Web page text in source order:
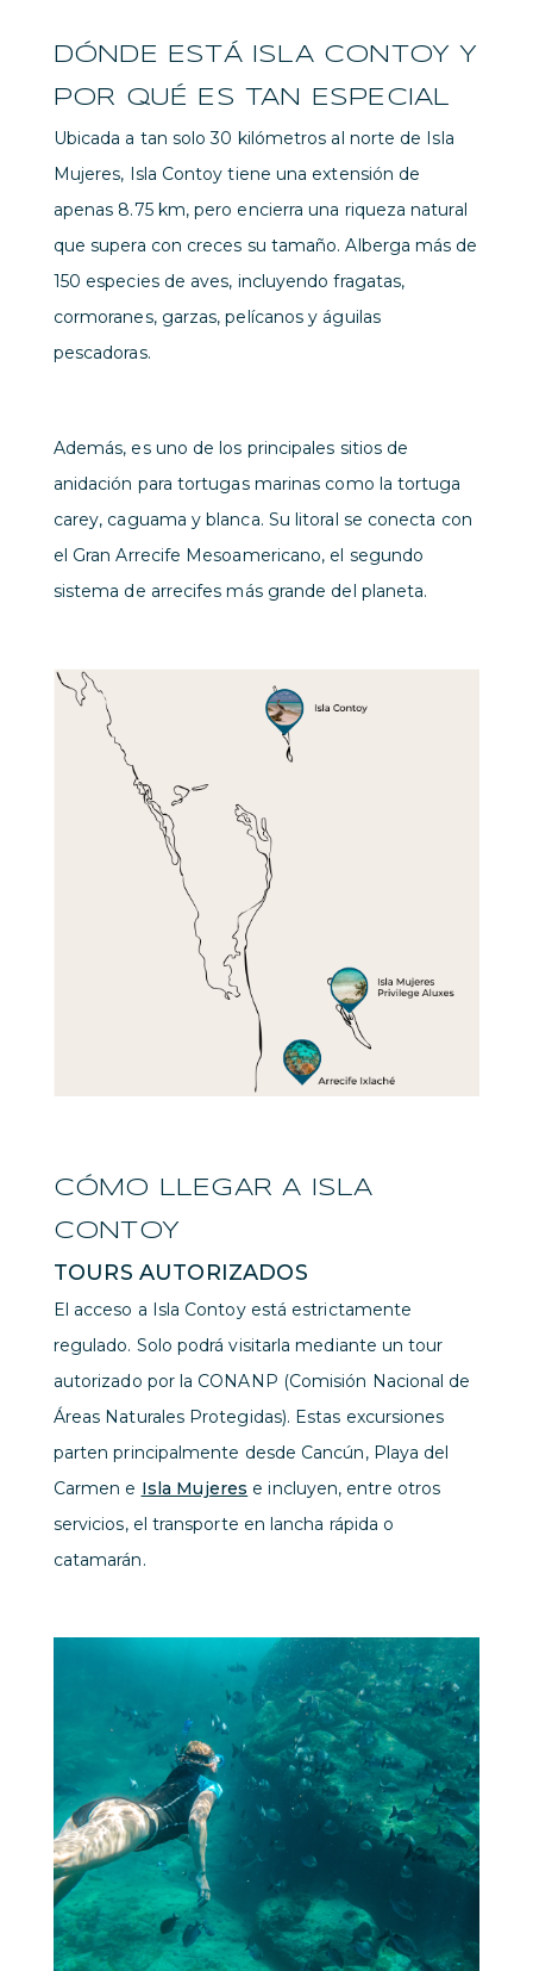
DÓNDE ESTÁ ISLA CONTOY Y
POR QUÉ ES TAN ESPECIAL
Ubicada a tan solo 30 kilómetros al norte de Isla
Mujeres, Isla Contoy tiene una extensión de
apenas 8.75 km, pero encierra una riqueza natural
que supera con creces su tamaño. Alberga más de
150 especies de aves, incluyendo fragatas,
cormoranes, garzas, pelícanos y águilas
pescadoras.
Además, es uno de los principales sitios de
anidación para tortugas marinas como la tortuga
carey, caguama y blanca. Su litoral se conecta con
el Gran Arrecife Mesoamericano, el segundo
sistema de arrecifes más grande del planeta.
CÓMO LLEGAR A ISLA
CONTOY
TOURS AUTORIZADOS
El acceso a Isla Contoy está estrictamente
regulado. Solo podrá visitarla mediante un tour
autorizado por la CONANP (Comisión Nacional de
Áreas Naturales Protegidas). Estas excursiones
parten principalmente desde Cancún, Playa del
Carmen e Isla Mujeres e incluyen, entre otros
servicios, el transporte en lancha rápida o
catamarán.